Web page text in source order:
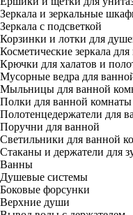
Зеркала и зеркальные
Зеркала с подсветкой
Корзинки и лотки для
Косметические зеркала
Крючки для халатов и
Мусорные ведра для
Мыльницы для ванной
Полки для ванной комнаты
Полотенцедержатели для
Поручни для ванной
Светильники для ванной
Стаканы и держатели для
Ванны
Душевые системы
Боковые форсунки
Верхние души